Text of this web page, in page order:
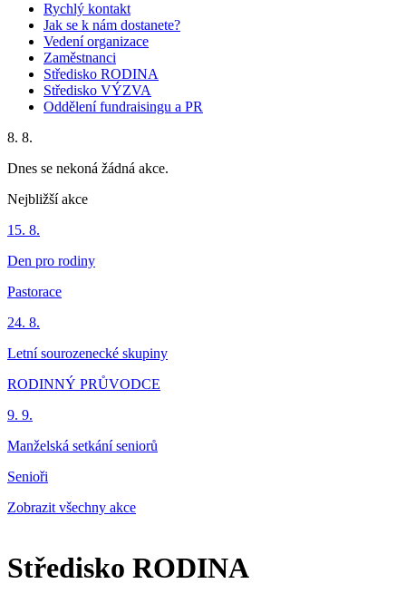
Rychlý kontakt
Jak se k nám dostanete?
Vedení organizace
Zaměstnanci
Středisko RODINA
Středisko VÝZVA
Oddělení fundraisingu a PR
8. 8.
Dnes se nekoná žádná akce.
Nejbližší akce
15. 8.
Den pro rodiny
Pastorace
24. 8.
Letní sourozenecké skupiny
RODINNÝ PRŮVODCE
9. 9.
Manželská setkání seniorů
Senioři
Zobrazit všechny akce
Středisko RODINA